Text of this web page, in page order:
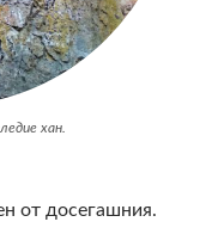
хан.
от досегашния.